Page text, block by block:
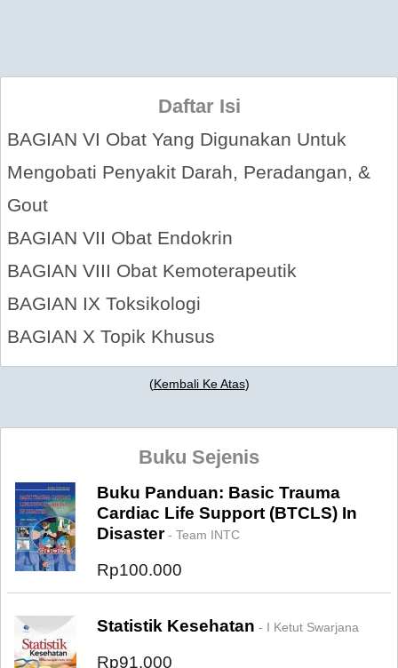
Daftar Isi
BAGIAN VI Obat Yang Digunakan Untuk
Mengobati Penyakit Darah, Peradangan, &
Gout
BAGIAN VII Obat Endokrin
BAGIAN VIII Obat Kemoterapeutik
BAGIAN IX Toksikologi
BAGIAN X Topik Khusus
(Kembali Ke Atas)
Buku Sejenis
Buku Panduan: Basic Trauma
Cardiac Life Support (BTCLS) In
Disaster- Team INTC
Rp100.000
Statistik Kesehatan - I Ketut Swarjana
Rp91.000